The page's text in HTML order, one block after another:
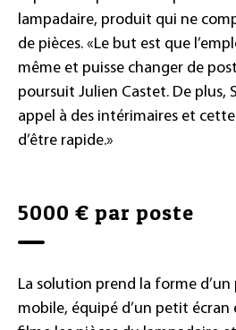
lampadaire, produit qui ne
de pièces. «Le but est que
même et puisse changer de
poursuit Julien Castet. De plus,
appel à des intérimaires et
d’être rapide.»
5000 € par poste
La solution prend la forme
mobile, équipé d’un petit écran